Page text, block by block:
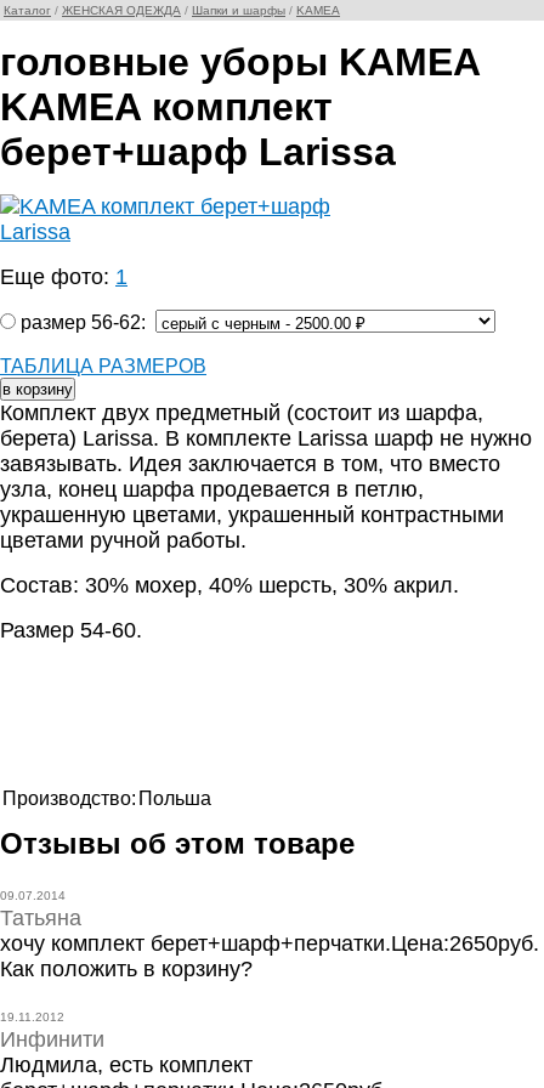
Каталог / ЖЕНСКАЯ ОДЕЖДА / Шапки и шарфы / KAMEA
головные уборы KAMEA
KAMEA комплект
берет+шарф Larissa
Еще фото: 1
размер 56-62:
ТАБЛИЦА РАЗМЕРОВ
Комплект двух предметный (состоит из шарфа,
берета) Larissa. В комплекте Larissa шарф не нужно
завязывать. Идея заключается в том, что вместо
узла, конец шарфа продевается в петлю,
украшенную цветами, украшенный контрастными
цветами ручной работы.
Состав: 30% мохер, 40% шерсть, 30% акрил.
Размер 54-60.
Производство: Польша
Отзывы об этом товаре
09.07.2014
Татьяна
хочу комплект берет+шарф+перчатки.Цена:2650руб.
Как положить в корзину?
19.11.2012
Инфинити
Людмила, есть комплект